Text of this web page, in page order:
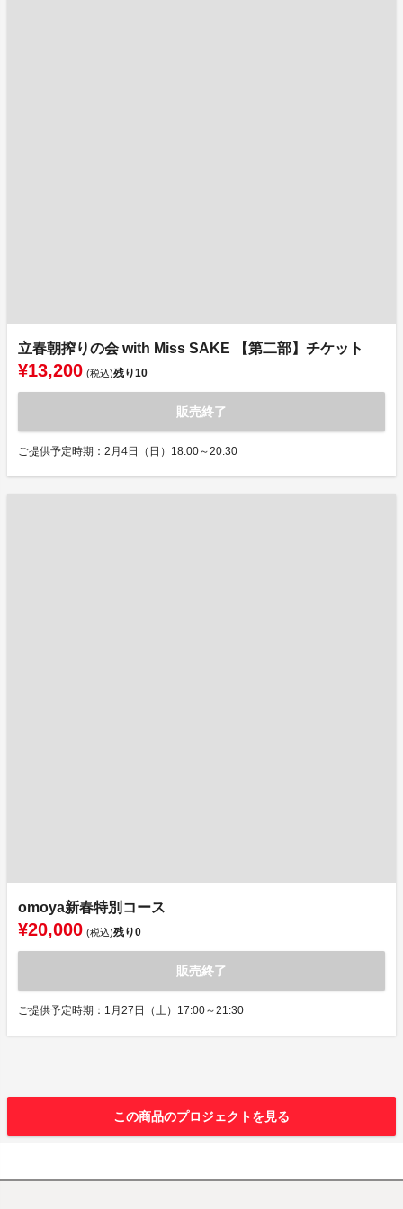
立春朝搾りの会 with Miss SAKE 【第二部】チケット
¥13,200 (税込)残り10
販売終了
ご提供予定時期：2月4日（日）18:00～20:30
omoya新春特別コース
¥20,000 (税込)残り0
販売終了
ご提供予定時期：1月27日（土）17:00～21:30
この商品のプロジェクトを見る